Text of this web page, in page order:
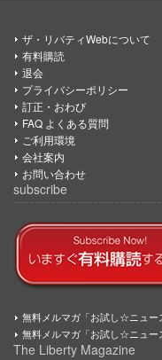
ザ・リバティWebについて
有料購読
退会
プライバシーポリシー
訂正・おわび
FAQ よくある質問
ご利用環境
会社案内
お問い合わせ
subscribe
無料メルマガ「お試し☆ニュー
無料メルマガ「お試し☆ニュー
The Liberty Magazine